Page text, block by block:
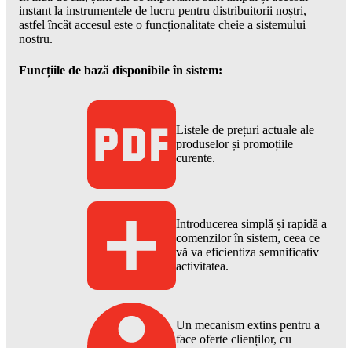
instant la instrumentele de lucru pentru distribuitorii noștri,
astfel încât accesul este o funcționalitate cheie a sistemului
nostru.
Funcțiile de bază disponibile în sistem:
Listele de prețuri actuale ale
produselor și promoțiile
curente.
Introducerea simplă și rapidă a
comenzilor în sistem, ceea ce
vă va eficientiza semnificativ
activitatea.
Un mecanism extins pentru a
face oferte clienților, cu